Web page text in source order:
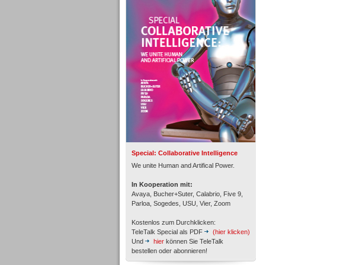
Special: Collaborative Intelligence
We unite Human and Artifical Power.
In Kooperation mit:
Avaya, Bucher+Suter, Calabrio, Five 9,
Parloa, Sogedes, USU, Vier, Zoom
Kostenlos zum Durchklicken:
TeleTalk Special als PDF
(hier klicken)
Und
hier können Sie TeleTalk
bestellen oder abonnieren!
Personal
Inbound